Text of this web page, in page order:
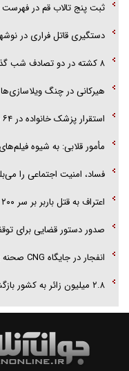
ثبت پنج تالاب قم در
دستگیری قاتل فراری در
۸ کشته در دو تصادف شب گذشته
هیرکانی در چنگ ویلاسازی‌ها
‌استقرار پزشک خانواده در ۶۴ شهرستان تا پایان شهریور
مأمور قلابی: به شیوه
فساد، امنیت اجتماعی را
‌‌اعتراف به قتل باربر بر سر ۲۰۰ هزار تومان
صدور دستور قضایی برای
انفجار در جایگاه CNG صحنه یک کشته و سه مصدوم برجا گذاشت
۲.۸ میلیون زائر به کشور بازگشتند